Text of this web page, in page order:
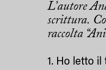
L’autore
scrittura.
raccolta
1. Ho letto